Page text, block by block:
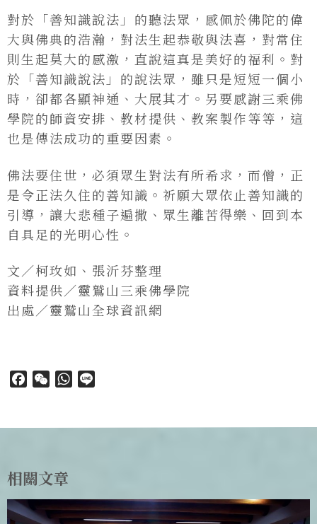
對於「善知識說法」的聽法眾，感佩於佛陀的偉
大與佛典的浩瀚，對法生起恭敬與法喜，對常住
則生起莫大的感激，直說這真是美好的福利。對
於「善知識說法」的說法眾，雖只是短短一個小
時，卻都各顯神通、大展其才。另要感謝三乘佛
學院的師資安排、教材提供、教案製作等等，這
也是傳法成功的重要因素。
佛法要住世，必須眾生對法有所希求，而僧，正
是令正法久住的善知識。祈願大眾依止善知識的
引導，讓大悲種子遍撒、眾生離苦得樂、回到本
自具足的光明心性。
文／柯玫如、張沂芬整理
資料提供／靈鷲山三乘佛學院
出處／靈鷲山全球資訊網
FacebookWeChatWhatsApp
相關文章